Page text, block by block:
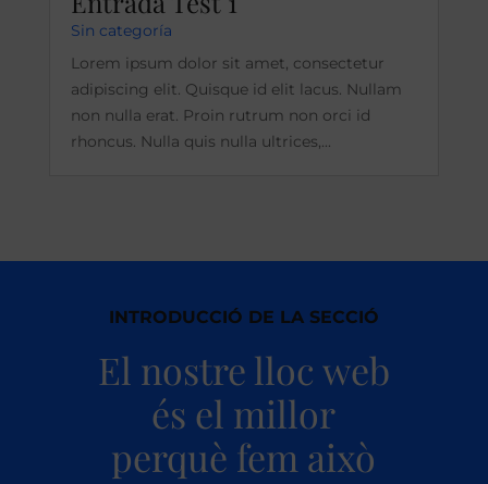
Sin categoría
Lorem ipsum dolor sit amet, consectetur
adipiscing elit. Quisque id elit lacus. Nullam
non nulla erat. Proin rutrum non orci id
rhoncus. Nulla quis nulla ultrices,...
INTRODUCCIÓ DE LA SECCIÓ
El nostre lloc web
és el millor
perquè fem això